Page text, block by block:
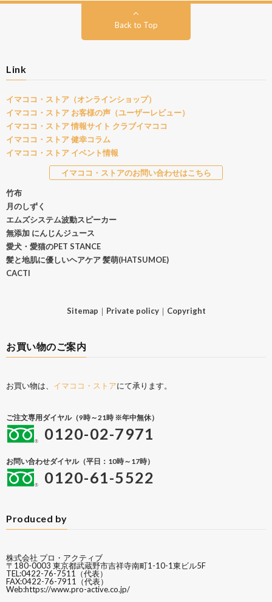
Back to Top
Link
イマココ・ストア（オンラインショップ）
イマココ・ストア お客様の声（ユーザーレビュー）
イマココ・ストア 情報サイト クラブイマココ
イマココ・ストア 健幸コラム
イマココ・ストア イベント情報
イマココ・ストアのお問い合わせはこちら
竹布
月のしずく
エムズシステム波動スピーカー
無添加 にんじんジュース
愛犬・愛猫のPET STANCE
髪と地肌に優しいヘアケア 髪萌(HATSUMOE)
CACTI
Sitemap ｜ Private policy｜ Copyright
お買い物のご案内
お買い物は、 イマココ・ストアにて承ります。
ご注文専用ダイヤル（9時～21時 ※年中無休）
0120-02-7971
お問い合わせダイヤル（平日：10時～17時）
0120-61-5522
Produced by
株式会社 プロ・アクティブ
〒180-0003 東京都武蔵野市吉祥寺南町1-10-1東ビル5F
TEL:0422-76-7511（代表）
FAX:0422-76-7911（代表）
Web:https://www.pro-active.co.jp/